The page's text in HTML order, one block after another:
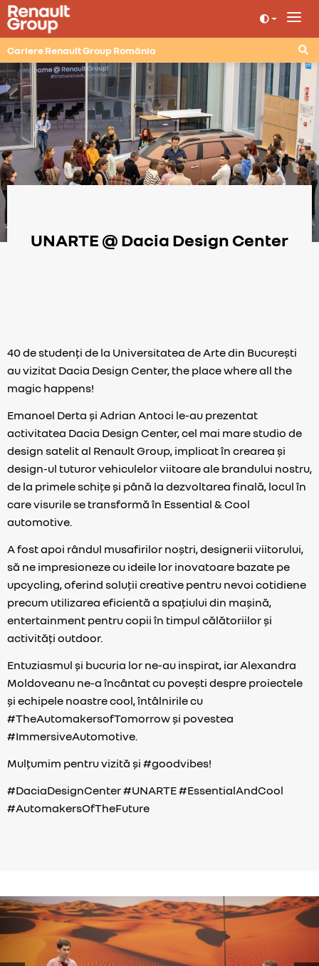
Cariere Renault Group România
UNARTE @ Dacia Design Center
40 de studenți de la Universitatea de Arte din București
au vizitat Dacia Design Center, the place where all the
magic happens!
Emanoel Derta și Adrian Antoci le-au prezentat
activitatea Dacia Design Center, cel mai mare studio de
design satelit al Renault Group, implicat în crearea și
design-ul tuturor vehiculelor viitoare ale brandului nostru,
de la primele schițe și până la dezvoltarea finală, locul în
care visurile se transformă în Essential & Cool
automotive.
A fost apoi rândul musafirilor noștri, designerii viitorului,
să ne impresioneze cu ideile lor inovatoare bazate pe
upcycling, oferind soluții creative pentru nevoi cotidiene
precum utilizarea eficientă a spațiului din mașină,
entertainment pentru copii în timpul călătoriilor și
activități outdoor.
Entuziasmul și bucuria lor ne-au inspirat, iar Alexandra
Moldoveanu ne-a încântat cu povești despre proiectele
și echipele noastre cool, întâlnirile cu
#TheAutomakersofTomorrow și povestea
#ImmersiveAutomotive.
Mulțumim pentru vizită și #goodvibes!
#DaciaDesignCenter #UNARTE #EssentialAndCool
#AutomakersOfTheFuture